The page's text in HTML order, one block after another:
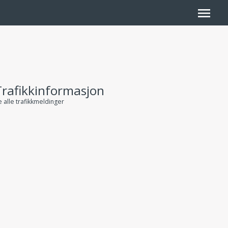
menu
alle trafikkmeldinger